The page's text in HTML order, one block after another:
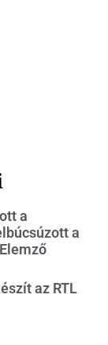
a
a
az RTL